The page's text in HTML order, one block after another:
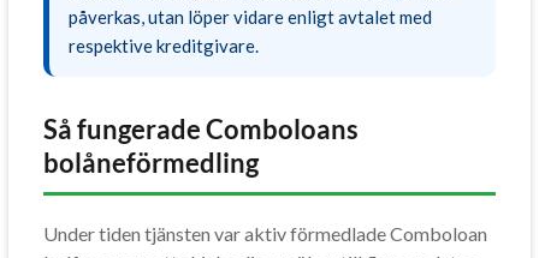
påverkas, utan löper vidare enligt avtalet med
respektive kreditgivare.
Så fungerade Comboloans
bolåneförmedling
Under tiden tjänsten var aktiv förmedlade Comboloan